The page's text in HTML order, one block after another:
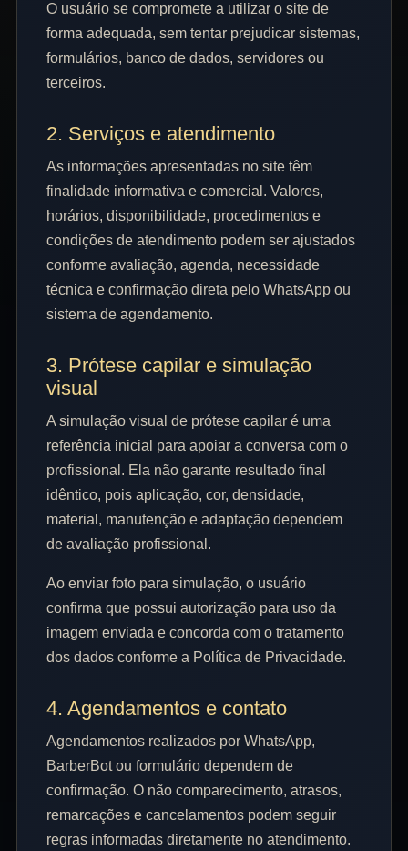
O usuário se compromete a utilizar o site de
forma adequada, sem tentar prejudicar sistemas,
formulários, banco de dados, servidores ou
terceiros.
2. Serviços e atendimento
As informações apresentadas no site têm
finalidade informativa e comercial. Valores,
horários, disponibilidade, procedimentos e
condições de atendimento podem ser ajustados
conforme avaliação, agenda, necessidade
técnica e confirmação direta pelo WhatsApp ou
sistema de agendamento.
3. Prótese capilar e simulação
visual
A simulação visual de prótese capilar é uma
referência inicial para apoiar a conversa com o
profissional. Ela não garante resultado final
idêntico, pois aplicação, cor, densidade,
material, manutenção e adaptação dependem
de avaliação profissional.
Ao enviar foto para simulação, o usuário
confirma que possui autorização para uso da
imagem enviada e concorda com o tratamento
dos dados conforme a Política de Privacidade.
4. Agendamentos e contato
Agendamentos realizados por WhatsApp,
BarberBot ou formulário dependem de
confirmação. O não comparecimento, atrasos,
remarcações e cancelamentos podem seguir
regras informadas diretamente no atendimento.